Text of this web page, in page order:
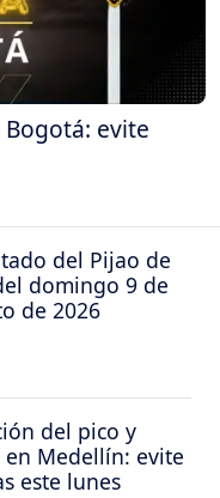
evite
del Pijao de
domingo 9 de
de 2026
del pico y
en Medellín: evite
este lunes